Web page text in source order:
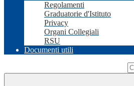
Regolamenti
Graduatorie d'Istituto
Privacy
Organi Collegiali
RSU
Documenti utili